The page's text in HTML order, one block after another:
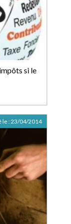
si le
le :23/04/2014